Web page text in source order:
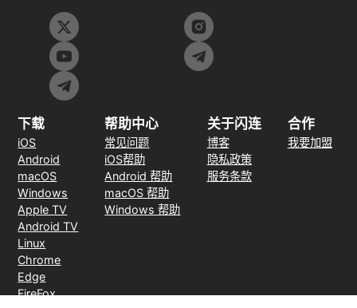
下载
iOS
Android
macOS
Windows
Apple TV
Android TV
Linux
Chrome
Edge
FireFox
帮助中心
常见问题
iOS帮助
Android 帮助
macOS 帮助
Windows 帮助
关于闪连
博客
隐私政策
服务条款
合作
我要加盟